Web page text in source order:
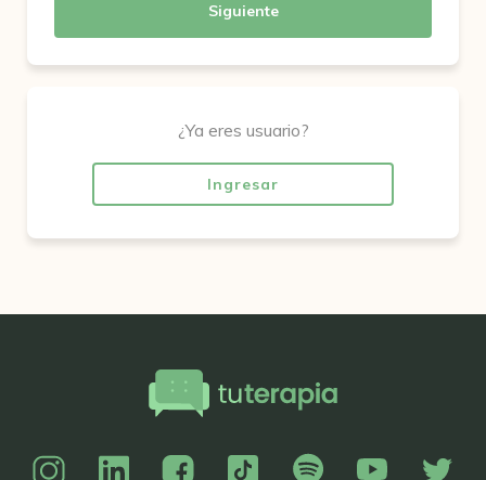
Siguiente
¿Ya eres usuario?
Ingresar